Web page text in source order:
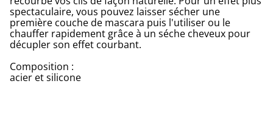
spectaculaire, vous pouvez laisser sécher une
première couche de mascara puis l'utiliser ou le
chauffer rapidement grâce à un séche cheveux pour
décupler son effet courbant.
Composition :
acier et silicone